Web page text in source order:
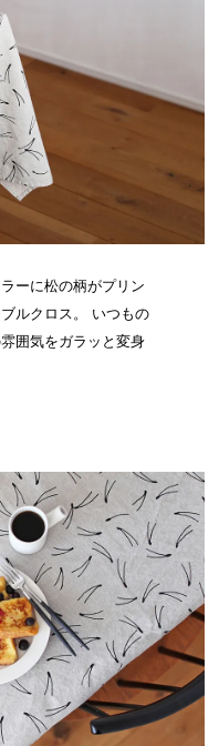
ーに松の柄がプリン
ルクロス。 いつもの
囲気をガラッと変身